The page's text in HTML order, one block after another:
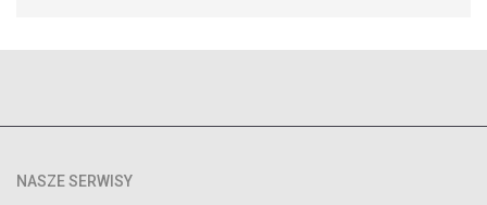
NASZE SERWISY